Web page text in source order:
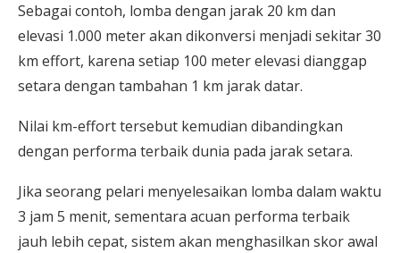
Sebagai contoh, lomba dengan jarak 20 km dan
elevasi 1.000 meter akan dikonversi menjadi sekitar 30
km effort, karena setiap 100 meter elevasi dianggap
setara dengan tambahan 1 km jarak datar.
Nilai km-effort tersebut kemudian dibandingkan
dengan performa terbaik dunia pada jarak setara.
Jika seorang pelari menyelesaikan lomba dalam waktu
3 jam 5 menit, sementara acuan performa terbaik
jauh lebih cepat, sistem akan menghasilkan skor awal